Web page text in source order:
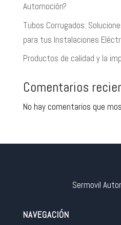
Automoción?
Tubos Corrugados:
para tus Instalaciones
Productos de calidad y la
Comentarios
No hay comentarios que
Sermovil
NAVEGACIÓN